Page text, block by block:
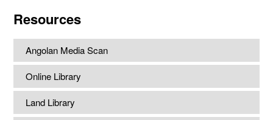
Resources
Angolan Media Scan
Online Library
Land Library